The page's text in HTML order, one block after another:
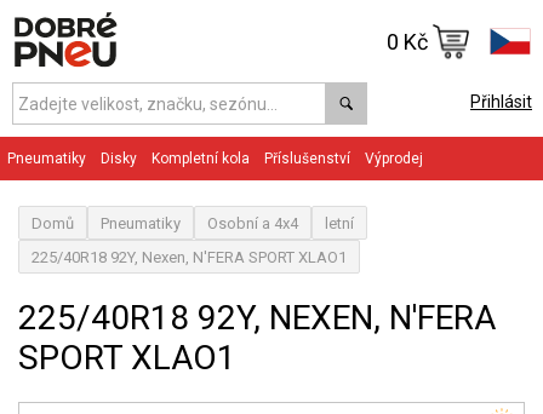
Přihlásit
0 Kč
Pneumatiky Disky Kompletní kola Příslušenství Výprodej
Domů Pneumatiky Osobní a 4x4
letní
225/40R18 92Y, Nexen, N'FERA SPORT XLAO1
225/40R18 92Y, NEXEN, N'FERA
SPORT XLAO1